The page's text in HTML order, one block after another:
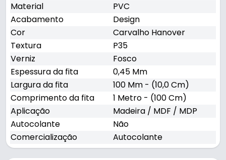
Material
PVC
Acabamento
Design
Cor
Carvalho Hanover
Textura
P35
Verniz
Fosco
Espessura da fita
0,45 Mm
Largura da fita
100 Mm - (10,0 Cm)
Comprimento da fita
1 Metro - (100 Cm)
Aplicação
Madeira / MDF / MDP
Autocolante
Não
Comercialização
Autocolante